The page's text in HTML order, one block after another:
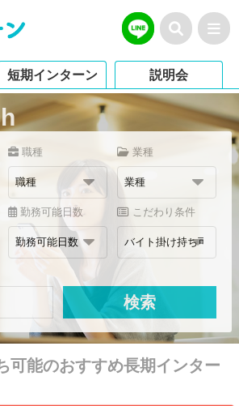
短期インターン 説明会
職種 業種
勤務可能日数 こだわり条件
可能のおすすめ長期インター